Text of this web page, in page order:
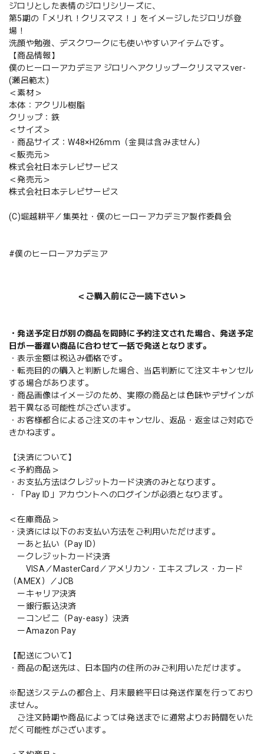
ジロリとした表情のジロリシリーズに、
第5期の「メリれ！クリスマス！」をイメージしたジロリが登
場！
洗顔や勉強、デスクワークにも使いやすいアイテムです。
【商品情報】
僕のヒーローアカデミア ジロリヘアクリップークリスマスver-
(瀬呂範太)
＜素材＞
本体：アクリル樹脂
クリップ：鉄
＜サイズ＞
・商品サイズ：W48×H26mm（金具は含みません）
＜販売元＞
株式会社日本テレビサービス
＜発売元＞
株式会社日本テレビサービス
(C)堀越耕平／集英社・僕のヒーローアカデミア製作委員会
#僕のヒーローアカデミア
＜ご購入前にご一読下さい＞
・発送予定日が別の商品を同時に予約注文された場合、発送予定
日が一番遅い商品に合わせて一括で発送となります。
・表示金額は税込み価格です。
・転売目的の購入と判断した場合、当店判断にて注文キャンセル
する場合があります。
・商品画像はイメージのため、実際の商品とは色味やデザインが
若干異なる可能性がございます。
・お客様都合によるご注文のキャンセル、返品・返金はご対応で
きかねます。
【決済について】
＜予約商品＞
・お支払方法はクレジットカード決済のみとなります。
・「Pay ID」アカウントへのログインが必須となります。
＜在庫商品＞
・決済には以下のお支払い方法をご利用いただけます。
ーあと払い（Pay ID）
ークレジットカード決済
VISA／MasterCard／アメリカン・エキスプレス・カード
（AMEX）／JCB
ーキャリア決済
ー銀行振込決済
ーコンビニ（Pay-easy）決済
ーAmazon Pay
【配送について】
・商品の配送先は、日本国内の住所のみご利用いただけます。
※配送システムの都合上、月末最終平日は発送作業を行っており
ません。
ご注文時期や商品によっては発送までに通常よりお時間をいた
だく可能性がございます。